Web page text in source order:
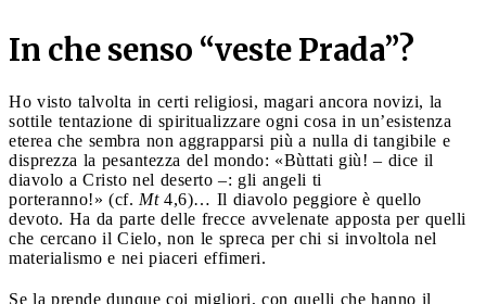
In che senso “veste Prada”?
Ho visto talvolta in certi religiosi, magari ancora novizi, la
sottile tentazione di spiritualizzare ogni cosa in un’esistenza
eterea che sembra non aggrapparsi più a nulla di tangibile e
disprezza la pesantezza del mondo: «Bùttati giù! – dice il
diavolo a Cristo nel deserto –: gli angeli ti
porteranno!» (cf. Mt4,6)… Il diavolo peggiore è quello
devoto. Ha da parte delle frecce avvelenate apposta per quelli
che cercano il Cielo, non le spreca per chi si involtola nel
materialismo e nei piaceri effimeri.
Se la prende dunque coi migliori, con quelli che hanno il